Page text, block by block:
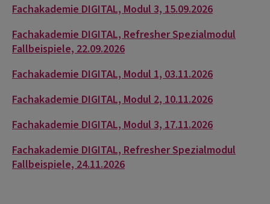
Fachakademie DIGITAL, Modul 3, 15.09.2026
Fachakademie DIGITAL, Refresher Spezialmodul
Fallbeispiele, 22.09.2026
Fachakademie DIGITAL, Modul 1, 03.11.2026
Fachakademie DIGITAL, Modul 2, 10.11.2026
Fachakademie DIGITAL, Modul 3, 17.11.2026
Fachakademie DIGITAL, Refresher Spezialmodul
Fallbeispiele, 24.11.2026